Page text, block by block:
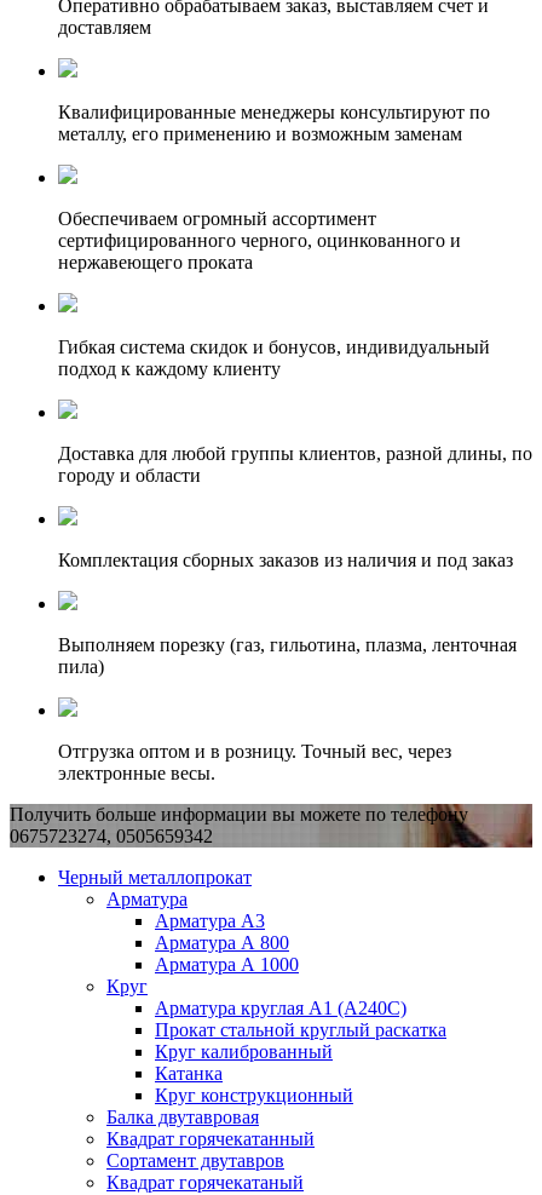
Оперативно обрабатываем заказ, выставляем счет и
доставляем
Квалифицированные менеджеры консультируют по
металлу, его применению и возможным заменам
Обеспечиваем огромный ассортимент
сертифицированного черного, оцинкованного и
нержавеющего проката
Гибкая система скидок и бонусов, индивидуальный
подход к каждому клиенту
Доставка для любой группы клиентов, разной длины, по
городу и области
Комплектация сборных заказов из наличия и под заказ
Выполняем порезку (газ, гильотина, плазма, ленточная
пила)
Отгрузка оптом и в розницу. Точный вес, через
электронные весы.
Получить больше информации вы можете по телефону
0675723274, 0505659342
Черный металлопрокат
Арматура
Арматура А3
Арматура А 800
Арматура А 1000
Круг
Арматура круглая А1 (А240C)
Прокат стальной круглый раскатка
Круг калиброванный
Катанка
Круг конструкционный
Балка двутавровая
Квадрат горячекатанный
Сортамент двутавров
Квадрат горячекатаный